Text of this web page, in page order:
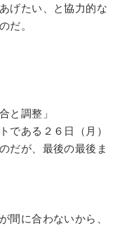
げたい、と協力的な
だ。
と調整」
である２６日（月）
だが、最後の最後ま
間に合わないから、